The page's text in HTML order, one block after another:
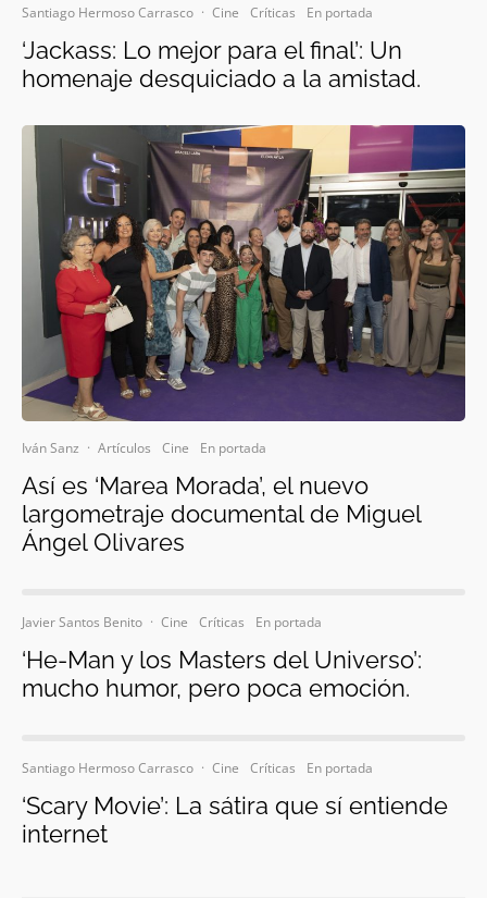
Santiago Hermoso Carrasco · Cine Críticas En portada
‘Jackass: Lo mejor para el final’: Un
homenaje desquiciado a la amistad.
Iván Sanz · Artículos Cine En portada
Así es ‘Marea Morada’, el nuevo
largometraje documental de Miguel
Ángel Olivares
Javier Santos Benito · Cine Críticas En portada
‘He-Man y los Masters del Universo’:
mucho humor, pero poca emoción.
Santiago Hermoso Carrasco · Cine Críticas En portada
‘Scary Movie’: La sátira que sí entiende
internet